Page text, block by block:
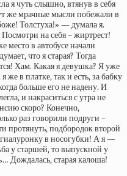
я чуть слышно, втянув в себя
же мрачные мысли побежали в
Толстуха!» — думала я.
на себя – жиртрест!
место в автобусе начали
что я старая? Тогда
Хам. Какая я девушка? Я уже
же в платке, так и есть, за бабку
больше его не надену. И
и накраситься с утра не
скоро? Конечно,
раз говорили подруги –
протянуть, подбородок второй
в носогубки! А я —
у старшей, то выпускной у
Дождалась, старая калоша!